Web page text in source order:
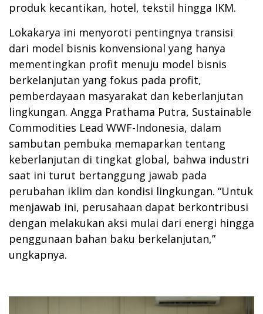
produk kecantikan, hotel, tekstil hingga IKM.
Lokakarya ini menyoroti pentingnya transisi
dari model bisnis konvensional yang hanya
mementingkan profit menuju model bisnis
berkelanjutan yang fokus pada profit,
pemberdayaan masyarakat dan keberlanjutan
lingkungan. Angga Prathama Putra, Sustainable
Commodities Lead WWF-Indonesia, dalam
sambutan pembuka memaparkan tentang
keberlanjutan di tingkat global, bahwa industri
saat ini turut bertanggung jawab pada
perubahan iklim dan kondisi lingkungan. “Untuk
menjawab ini, perusahaan dapat berkontribusi
dengan melakukan aksi mulai dari energi hingga
penggunaan bahan baku berkelanjutan,”
ungkapnya.